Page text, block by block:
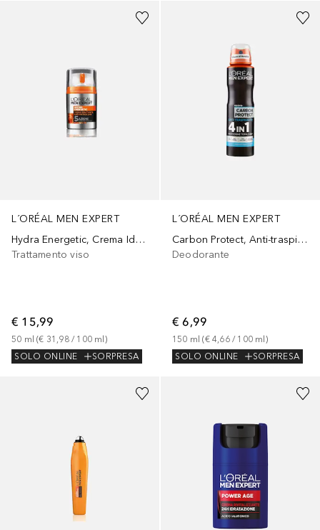
L´ORÉAL MEN EXPERT
Hydra Energetic, Crema Idratante con Estratto di Guaranà e Vitamina C,
Trattamento viso
€ 15,99
50 ml (€ 31,98 / 100 ml )
SOLO ONLINE
SORPRESA
L´ORÉAL MEN EXPERT
Carbon Protect, Anti-traspirante
Deodorante
€ 6,99
150 ml (€ 4,66 / 100 ml )
SOLO ONLINE
SORPRESA